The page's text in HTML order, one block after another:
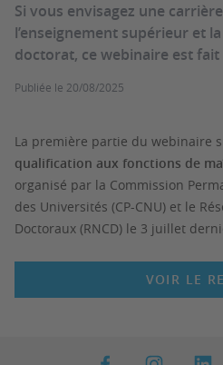
Si vous envisagez une
l’enseignement supérieur et
doctorat, ce webinaire est
Publiée le 20/08/2025
La première partie du webinaire
qualification aux fonctions de
organisé par la Commission
des Universités (CP-CNU) et le
Doctoraux (RNCD) le 3 juillet
VOIR LE